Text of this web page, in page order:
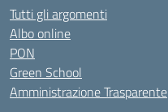
Tutti gli argomenti
Albo online
PON
Green School
Amministrazione Trasparente